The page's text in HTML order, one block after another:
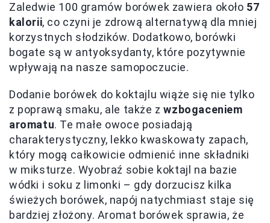
Zaledwie 100 gramów borówek zawiera około 57
kalorii, co czyni je zdrową alternatywą dla mniej
korzystnych słodzików. Dodatkowo, borówki
bogate są w antyoksydanty, które pozytywnie
wpływają na nasze samopoczucie.
Dodanie borówek do koktajlu wiąże się nie tylko
z poprawą smaku, ale także zwzbogaceniem
aromatu. Te małe owoce posiadają
charakterystyczny, lekko kwaskowaty zapach,
który mogą całkowicie odmienić inne składniki
w miksturze. Wyobraź sobie koktajl na bazie
wódki i soku z limonki – gdy dorzucisz kilka
świeżych borówek, napój natychmiast staje się
bardziej złożony. Aromat borówek sprawia, że